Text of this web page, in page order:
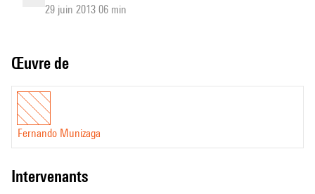
29 juin 2013 06 min
Œuvre de
Fernando Munizaga
intervenants